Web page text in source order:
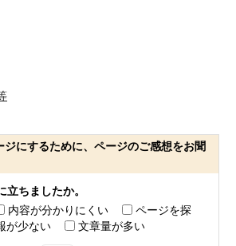
ジにするために、ページのご感想をお聞
立ちましたか。
内容が分かりにくい
ページを探
が少ない 文章量が多い